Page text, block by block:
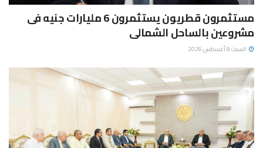
مستثمرون قطريون يستثمرون 6 مليارات جنيه فى
مشروعين بالساحل الشمالى
السبت 8 أغسطس 2026